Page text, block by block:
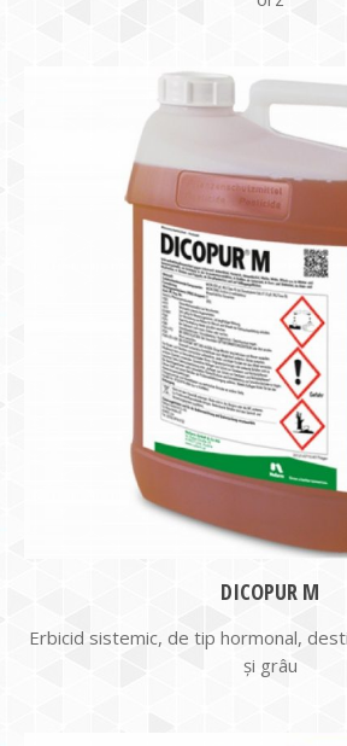
DICOPUR M
Erbicid sistemic, de tip hormonal,
și grâu